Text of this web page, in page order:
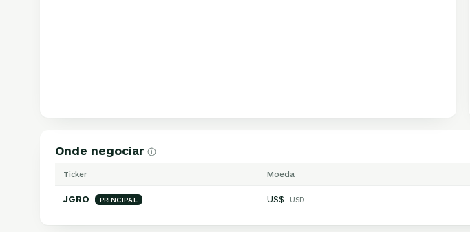
Onde negociar
Ticker Moeda
JGRO PRINCIPAL US$ USD